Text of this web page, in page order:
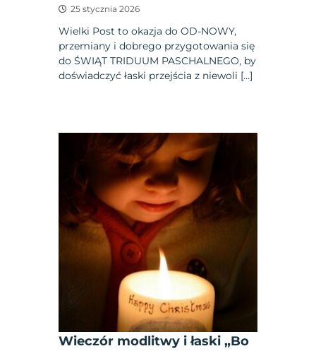
25 stycznia 2026
Wielki Post to okazja do OD-NOWY,
przemiany i dobrego przygotowania się
do ŚWIĄT TRIDUUM PASCHALNEGO, by
doświadczyć łaski przejścia z niewoli […]
Wieczór modlitwy i łaski „Bo